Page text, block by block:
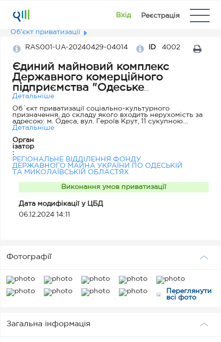
Вхід Реєстрація
Об'єкт приватизації
RAS001-UA-20240429-04014 ID 4002
Єдиний майновий комплекс
Державного комерційного
підприємства "Одеське
експериментальне протезно-
ортопедичне підприємство"
Детальніше
Об`єкт приватизації соціально-культурного
призначення, до складу якого входить нерухомість за
адресою: м. Одеса, вул. Героїв Крут, 11 сукупною
загальною площею 5528,6 кв.м.
Детальніше
Орган
ізатор
:
РЕГІОНАЛЬНЕ ВІДДІЛЕННЯ ФОНДУ
ДЕРЖАВНОГО МАЙНА УКРАЇНИ ПО ОДЕСЬКІЙ
ТА МИКОЛАЇВСЬКІЙ ОБЛАСТЯХ
Виконання умов приватизації
Дата модифікації у ЦБД
06.12.2024 14:11
Фотографії
Переглянути
всі фото
Загальна інформація